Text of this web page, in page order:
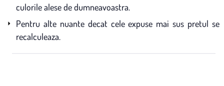
culorile alese de dumneavoastra.
Pentru alte nuante decat cele expuse mai sus pretul se
recalculeaza.